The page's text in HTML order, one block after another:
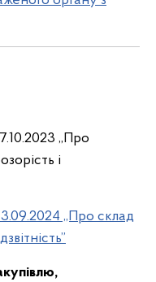
,,Про
і
,,Про склад